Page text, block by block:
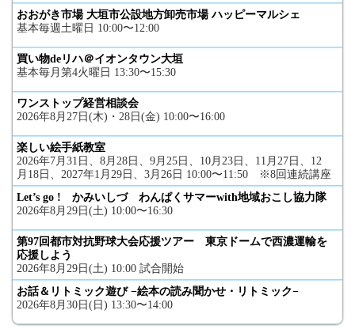
おおがき市場 大垣市公設地方卸売市場 ハッピーマルシェ
基本毎週土曜日 10:00〜12:00
買い物deリハ＠イオンタウン大垣
基本毎月第4火曜日 13:30〜15:30
ワンストップ経営相談会
2026年8月27日(木)・28日(金) 10:00〜16:00
楽しい絵手紙教室
2026年7月31日、8月28日、9月25日、10月23日、11月27日、12
月18日、2027年1月29日、3月26日 10:00〜11:50 ※8回連続講座
Let’s go ! かみいしづ わんぱくサマーwith地域おこし協力隊
2026年8月29日(土) 10:00〜16:30
第97回都市対抗野球大会応援ツアー 東京ドームで西濃運輸を
応援しよう
2026年8月29日(土) 10:00 試合開始
お話＆リトミック遊び −絵本の読み聞かせ・リトミック−
2026年8月30日(日) 13:30〜14:00